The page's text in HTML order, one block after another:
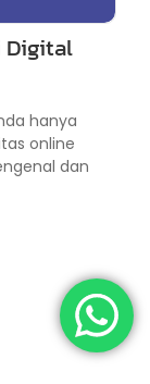
Digital
hanya
online
dan